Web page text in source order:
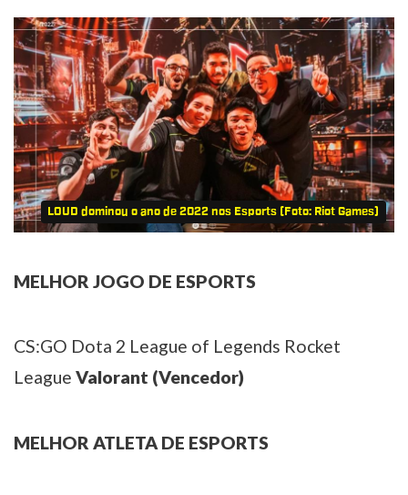
LOUD dominou o ano de 2022 nos Esports (Foto: Riot Games)
MELHOR JOGO DE ESPORTS
CS:GO Dota 2 League of Legends Rocket
League Valorant (Vencedor)
MELHOR ATLETA DE ESPORTS